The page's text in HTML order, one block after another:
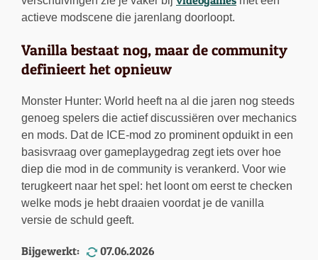
actieve modscene die jarenlang doorloopt.
Vanilla bestaat nog, maar de community
definieert het opnieuw
Monster Hunter: World heeft na al die jaren nog steeds
genoeg spelers die actief discussiëren over mechanics
en mods. Dat de ICE-mod zo prominent opduikt in een
basisvraag over gameplaygedrag zegt iets over hoe
diep die mod in de community is verankerd. Voor wie
terugkeert naar het spel: het loont om eerst te checken
welke mods je hebt draaien voordat je de vanilla
versie de schuld geeft.
Bijgewerkt: 07.06.2026